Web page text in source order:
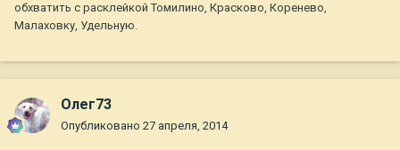
обхватить с расклейкой Томилино, Красково, Коренево,
Малаховку, Удельную.
Олег73
Опубликовано 27 апреля, 2014